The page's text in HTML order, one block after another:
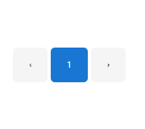
‹ 1 ›